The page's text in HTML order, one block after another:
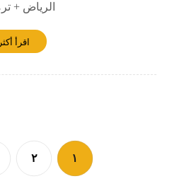
الرياض +
اقرأ أكثر
١ ٢